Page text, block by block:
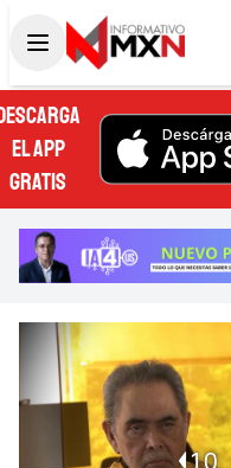
EL APP
GRATIS